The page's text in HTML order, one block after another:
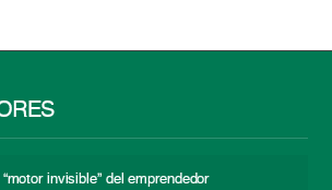
invisible” del emprendedor